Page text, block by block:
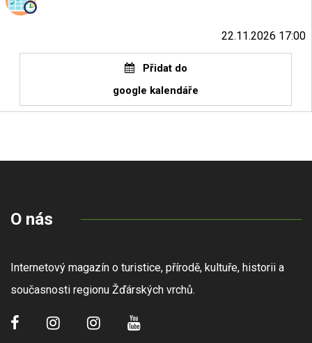
22.11.2026 17:00
Přidat do
google kalendáře
O nás
Internetový magazín o turistice, přírodě, kultuře, historii a
současnosti regionu Žďárských vrchů.